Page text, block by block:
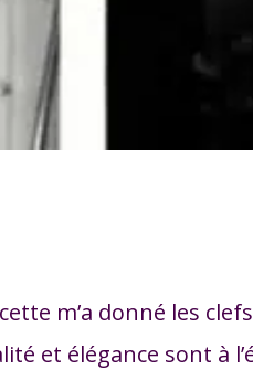
m’a donné les
et élégance sont à